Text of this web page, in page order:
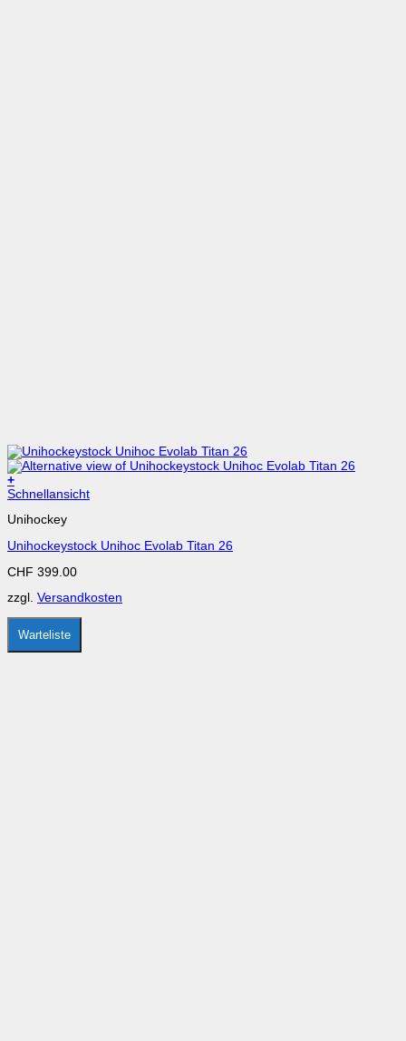
+
Dieses
weist
Varianten
Die
können
auf
der
Produktseite
gewählt
Schnellansicht
Unihockey
Unihockeystock Unihoc Evolab Titan 26
CHF 399.00
zzgl. Versandkosten
Warteliste